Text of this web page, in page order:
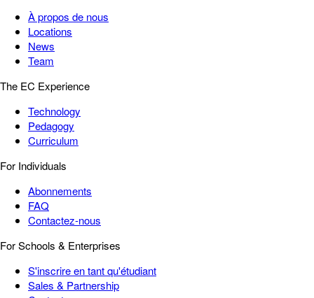
À propos de nous
Locations
News
Team
The EC Experience
Technology
Pedagogy
Curriculum
For Individuals
Abonnements
FAQ
Contactez-nous
For Schools & Enterprises
S'inscrire en tant qu'étudiant
Sales & Partnership